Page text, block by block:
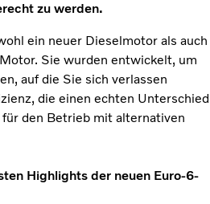
zu werden.
ein neuer Dieselmotor als auch
Sie wurden entwickelt, um
auf die Sie sich verlassen
die einen echten Unterschied
den Betrieb mit alternativen
Highlights der neuen Euro-6-